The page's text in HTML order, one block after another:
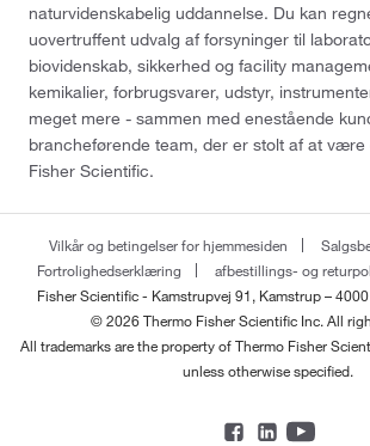
naturvidenskabelig uddannelse. Du kan
uovertruffent udvalg af forsyninger til
biovidenskab, sikkerhed og facility
kemikalier, forbrugsvarer, udstyr,
meget mere - sammen med enestående
brancheførende team, der er stolt af at være
Fisher Scientific.
Vilkår og betingelser for hjemmesiden
Fortrolighedserklæring
afbestillings- og
Fisher Scientific - Kamstrupvej 91, Kamstrup –
© 2026 Thermo Fisher Scientific Inc. All
All trademarks are the property of Thermo Fisher
unless otherwise specified.